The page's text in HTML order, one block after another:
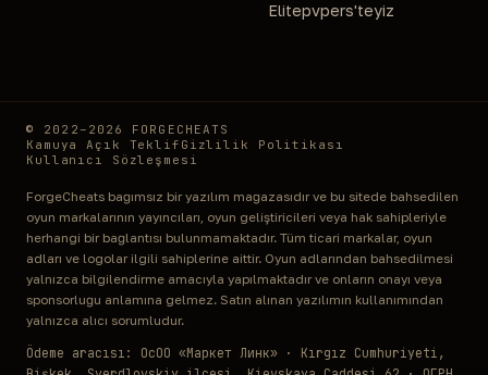
Elitepvpers'teyiz
© 2022–2026 FORGECHEATS
Kamuya Açık Teklif Gizlilik Politikası
Kullanıcı Sözleşmesi
ForgeCheats bağımsız bir yazılım mağazasıdır ve bu sitede bahsedilen
oyun markalarının yayıncıları, oyun geliştiricileri veya hak sahipleriyle
herhangi bir bağlantısı bulunmamaktadır. Tüm ticari markalar, oyun
adları ve logolar ilgili sahiplerine aittir. Oyun adlarından bahsedilmesi
yalnızca bilgilendirme amacıyla yapılmaktadır ve onların onayı veya
sponsorluğu anlamına gelmez. Satın alınan yazılımın kullanımından
yalnızca alıcı sorumludur.
Ödeme aracısı: ОсОО «Маркет Линк» · Kırgız Cumhuriyeti,